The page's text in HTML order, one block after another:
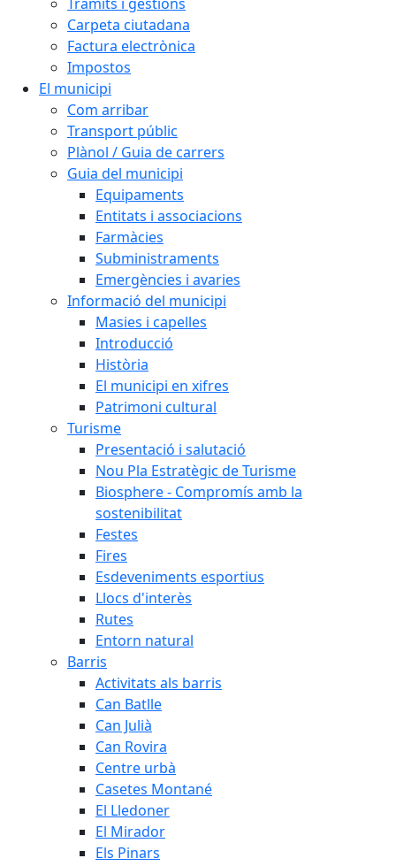
Carpeta ciutadana
Factura electrònica
Impostos
El municipi
Com arribar
Transport públic
Plànol / Guia de carrers
Guia del municipi
Equipaments
Entitats i associacions
Farmàcies
Subministraments
Emergències i avaries
Informació del municipi
Masies i capelles
Introducció
Història
El municipi en xifres
Patrimoni cultural
Turisme
Presentació i salutació
Nou Pla Estratègic de Turisme
Biosphere - Compromís amb la
sostenibilitat
Festes
Fires
Esdeveniments esportius
Llocs d'interès
Rutes
Entorn natural
Barris
Activitats als barris
Can Batlle
Can Julià
Can Rovira
Centre urbà
Casetes Montané
El Lledoner
El Mirador
Els Pinars